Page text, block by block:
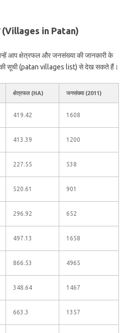
(Villages in Patan)
आप क्षेत्रफल और जनसंख्या की जानकारी के
की सूची (patan villages list) से देख सकते हैं।
क्षेत्रफल (HA) जनसंख्या (2011)
419.42 1608
413.39 1200
227.55 538
520.61 901
296.92 652
497.13 1658
866.53 4965
348.64 1467
663.3 1357